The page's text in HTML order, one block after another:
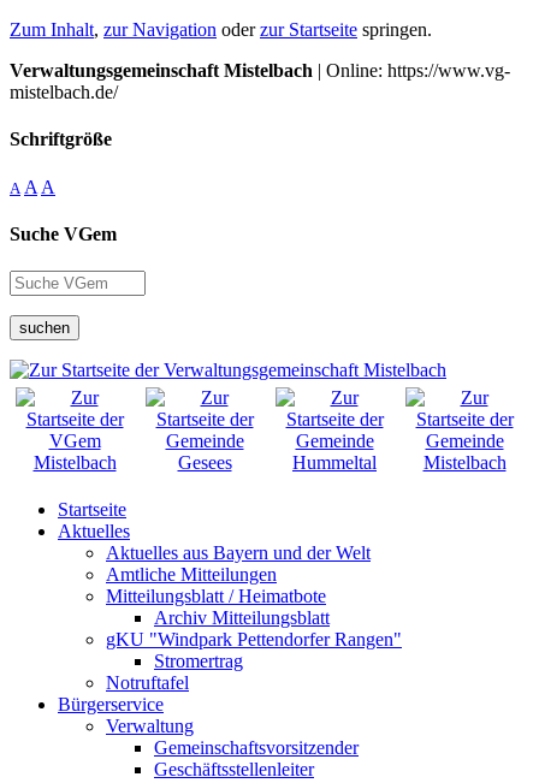
Zum Inhalt, zur Navigation oderzur Startseite springen.
Verwaltungsgemeinschaft Mistelbach | Online: https://www.vg-
mistelbach.de/
Schriftgröße
A A A
Suche VGem
suchen
Startseite
Aktuelles
Aktuelles aus Bayern und der Welt
Amtliche Mitteilungen
Mitteilungsblatt / Heimatbote
Archiv Mitteilungsblatt
gKU "Windpark Pettendorfer Rangen"
Stromertrag
Notruftafel
Bürgerservice
Verwaltung
Gemeinschaftsvorsitzender
Geschäftsstellenleiter